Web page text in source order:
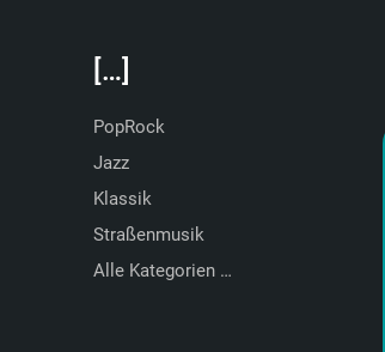
[…]
PopRock
Jazz
Klassik
Straßenmusik
Alle Kategorien …